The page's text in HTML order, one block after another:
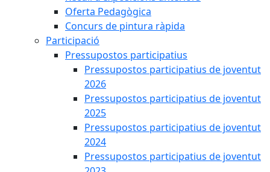
Oferta Pedagògica
Concurs de pintura ràpida
Participació
Pressupostos participatius
Pressupostos participatius de joventut
2026
Pressupostos participatius de joventut
2025
Pressupostos participatius de joventut
2024
Pressupostos participatius de joventut